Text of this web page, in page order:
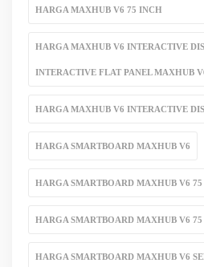
HARGA MAXHUB V6 75 INCH
HARGA MAXHUB V6 INTERACTIVE
INTERACTIVE FLAT PANEL MAXHUB
HARGA MAXHUB V6 INTERACTIVE
HARGA SMARTBOARD MAXHUB V6
HARGA SMARTBOARD MAXHUB V6
HARGA SMARTBOARD MAXHUB V6 75
HARGA SMARTBOARD MAXHUB V6